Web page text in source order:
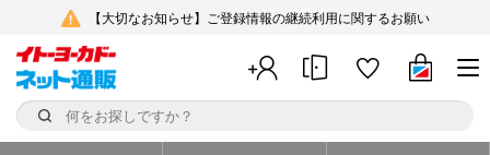
【大切なお知らせ】ご登録情報の継続利用に関するお願い